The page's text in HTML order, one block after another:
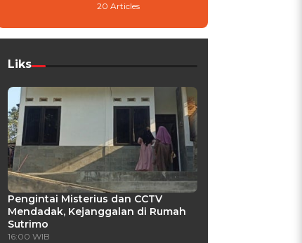
20 Articles
Liks
Pengintai Misterius dan CCTV
Mendadak, Kejanggalan di Rumah
Sutrimo
16:00 WIB